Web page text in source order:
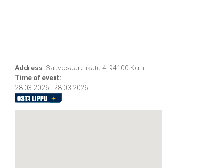
Address: Sauvosaarenkatu 4, 94100 Kemi
Time of event::
28.03.2026 - 28.03.2026